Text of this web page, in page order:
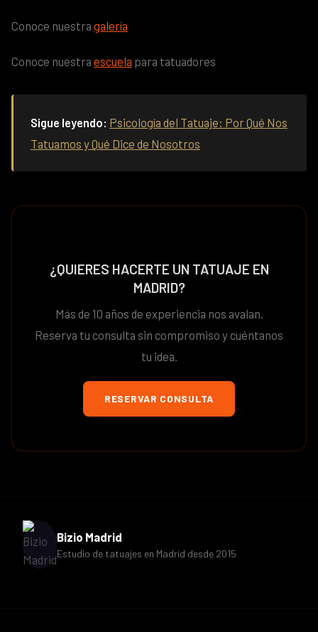
Conoce nuestra galería
Conoce nuestra escuela para tatuadores
Sigue leyendo: Psicología del Tatuaje: Por Qué Nos
Tatuamos y Qué Dice de Nosotros
¿QUIERES HACERTE UN TATUAJE EN
MADRID?
Más de 10 años de experiencia nos avalan.
Reserva tu consulta sin compromiso y cuéntanos
tu idea.
RESERVAR CONSULTA
Bizio Madrid
Estudio de tatuajes en Madrid desde 2015